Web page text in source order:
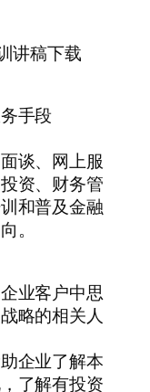
讲稿下载
手段
谈、网上服
资、财务管
和普及金融
。
业客户中思
略的相关人
企业了解本
了解有投资